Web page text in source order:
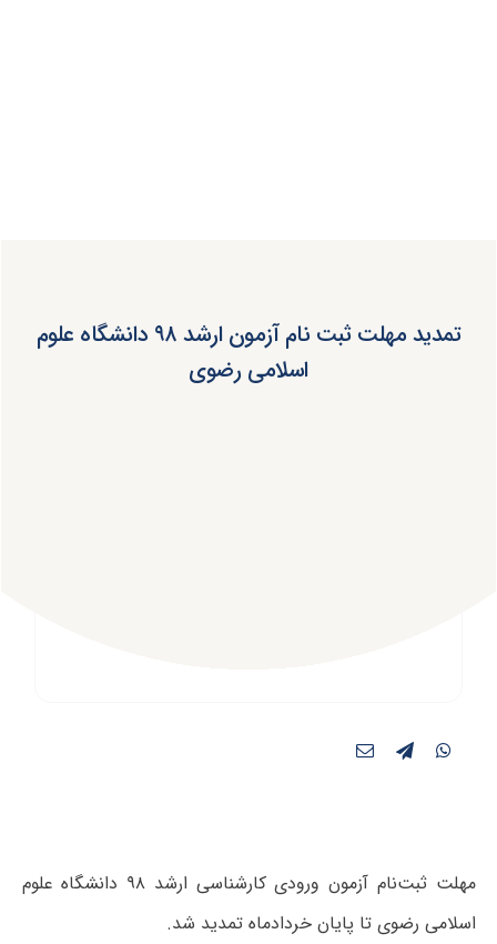
تمدید مهلت ثبت‌ نام آزمون ارشد ۹۸ دانشگاه علوم
اسلامی رضوی
مهلت ثبت‌نام آزمون ورودی کارشناسی ارشد ۹۸ دانشگاه علوم
اسلامی رضوی تا پایان خردادماه تمدید شد.